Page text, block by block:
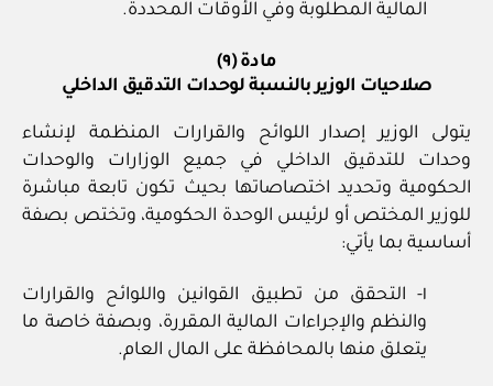
المالية المطلوبة وفي الأوقات المحددة.
مادة (٩)
صلاحيات الوزير بالنسبة لوحدات التدقيق الداخلي
يتولى الوزير إصدار اللوائح والقرارات المنظمة لإنشاء
وحدات للتدقيق الداخلي في جميع الوزارات والوحدات
الحكومية وتحديد اختصاصاتها بحيث تكون تابعة مباشرة
للوزير المختص أو لرئيس الوحدة الحكومية، وتختص بصفة
أساسية بما يأتي:
١- التحقق من تطبيق القوانين واللوائح والقرارات
والنظم والإجراءات المالية المقررة، وبصفة خاصة ما
يتعلق منها بالمحافظة على المال العام.